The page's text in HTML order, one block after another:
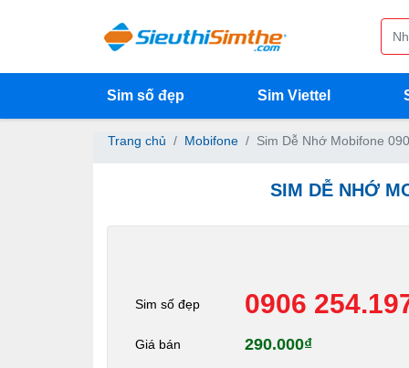
Sim số đẹp Sim Viettel
Trang chủ Mobifone Sim Dễ Nhớ Mobifone
SIM DỄ NHỚ
Sim số đẹp 0906
Giá bán 290.000₫